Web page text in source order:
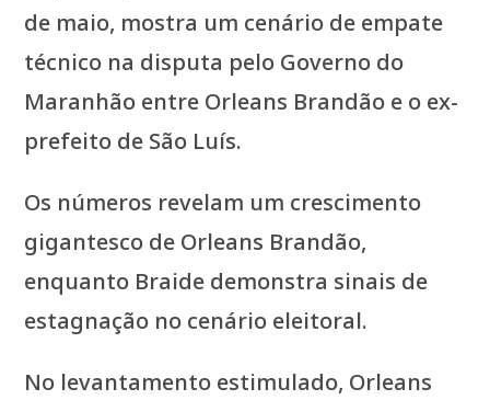
de maio, mostra um cenário de empate
técnico na disputa pelo Governo do
Maranhão entre Orleans Brandão e o ex-
prefeito de São Luís.
Os números revelam um crescimento
gigantesco de Orleans Brandão,
enquanto Braide demonstra sinais de
estagnação no cenário eleitoral.
No levantamento estimulado, Orleans